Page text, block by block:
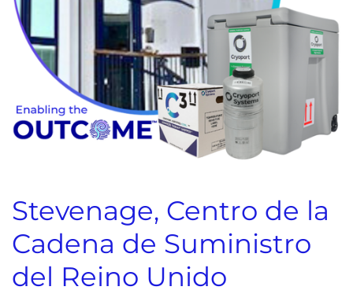
Stevenage, Centro de la
Cadena de Suministro
del Reino Unido